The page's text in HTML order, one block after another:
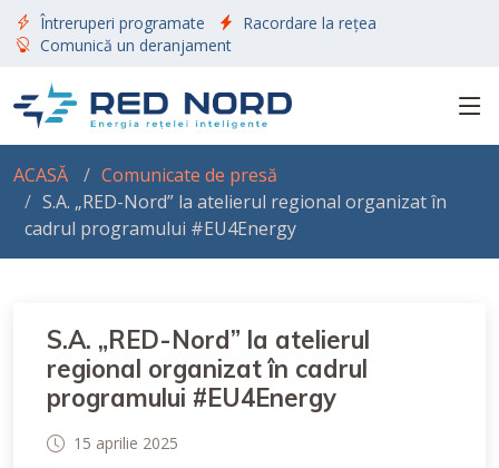
Întreruperi programate
Racordare la rețea
Comunică un deranjament
ACASĂ
Comunicate de presă
S.A. „RED-Nord” la atelierul regional organizat în
cadrul programului #EU4Energy
S.A. „RED-Nord” la atelierul
regional organizat în cadrul
programului #EU4Energy
15 aprilie 2025